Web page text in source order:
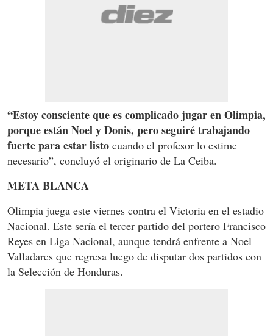
“Estoy consciente que es complicado jugar en Olimpia,
porque están Noel y Donis, pero seguiré trabajando
fuerte para estar listo cuando el profesor lo estime
necesario”, concluyó el originario de La Ceiba.
META BLANCA
Olimpia juega este viernes contra el Victoria en el estadio
Nacional. Este sería el tercer partido del portero Francisco
Reyes en Liga Nacional, aunque tendrá enfrente a Noel
Valladares que regresa luego de disputar dos partidos con
la Selección de Honduras.